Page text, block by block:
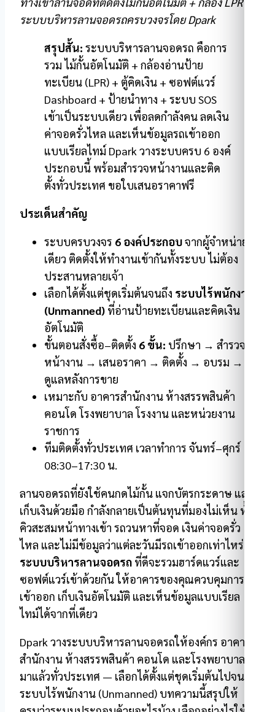
ระบบบริหารลานจอดรถครบวงจรโดย Dpark
สรุปสั้น: ระบบบริหารลานจอดรถ คือการ
รวม ไม้กั้นอัตโนมัติ + กล้องอ่านป้าย
ทะเบียน (LPR) + ตู้คิดเงิน + ซอฟต์แวร์
Dashboard + ป้ายนำทาง + ระบบ SOS
เข้าเป็นระบบเดียว เพื่อลดกำลังคน ลดเงิน
ค่าจอดรั่วไหล และเห็นข้อมูลรถเข้าออก
แบบเรียลไทม์ Dpark วางระบบครบ 6 องค์
ประกอบนี้ พร้อมสำรวจหน้างานและติด
ตั้งทั่วประเทศ ขอใบเสนอราคาฟรี
ประเด็นสำคัญ
ระบบครบวงจร 6 องค์ประกอบจากผู้จำหน่าย
เดียว ติดตั้งให้ทำงานเข้ากันทั้งระบบ ไม่ต้อง
ประสานหลายเจ้า
เลือกได้ตั้งแต่ชุดเริ่มต้นจนถึง ระบบไร้พนักงาน
(Unmanned) ที่อ่านป้ายทะเบียนและคิดเงิน
อัตโนมัติ
ขั้นตอนสั่งซื้อ–ติดตั้ง 6 ขั้น: ปรึกษา → สำรวจ
หน้างาน → เสนอราคา → ติดตั้ง → อบรม →
ดูแลหลังการขาย
เหมาะกับ อาคารสำนักงาน ห้างสรรพสินค้า
คอนโด โรงพยาบาล โรงงาน และหน่วยงาน
ราชการ
ทีมติดตั้งทั่วประเทศ เวลาทำการ จันทร์–ศุกร์
08:30–17:30 น.
ลานจอดรถที่ยังใช้คนกดไม้กั้น แจกบัตรกระดาษ และ
เก็บเงินด้วยมือ กำลังกลายเป็นต้นทุนที่มองไม่เห็น ทั้ง
คิวสะสมหน้าทางเข้า รถวนหาที่จอด เงินค่าจอดรั่ว
ไหล และไม่มีข้อมูลว่าแต่ละวันมีรถเข้าออกเท่าไหร่
ระบบบริหารลานจอดรถ ที่ดีจะรวมฮาร์ดแวร์และ
ซอฟต์แวร์เข้าด้วยกัน ให้อาคารของคุณควบคุมการ
เข้าออก เก็บเงินอัตโนมัติ และเห็นข้อมูลแบบเรียล
ไทม์ได้จากที่เดียว
Dpark วางระบบบริหารลานจอดรถให้องค์กร อาคาร
สำนักงาน ห้างสรรพสินค้า คอนโด และโรงพยาบาล
มาแล้วทั่วประเทศ — เลือกได้ตั้งแต่ชุดเริ่มต้นไปจนถึง
ระบบไร้พนักงาน (Unmanned) บทความนี้สรุปให้